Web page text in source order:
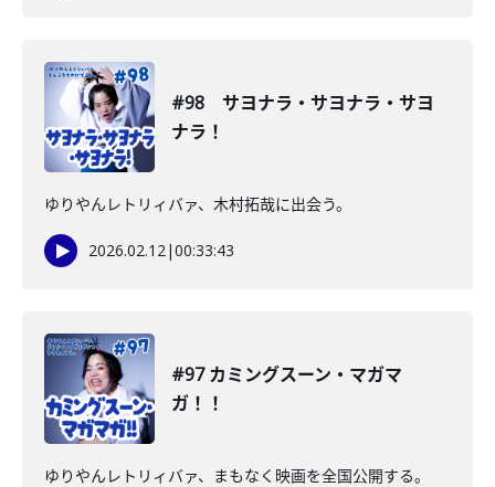
#98 サヨナラ・サヨナラ・サヨ
ナラ！
ゆりやんレトリィバァ、木村拓哉に出会う。
2026.02.12|00:33:43
#97 カミングスーン・マガマ
ガ！！
ゆりやんレトリィバァ、まもなく映画を全国公開する。